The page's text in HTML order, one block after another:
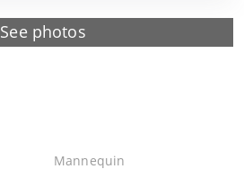
See photos
Mannequin